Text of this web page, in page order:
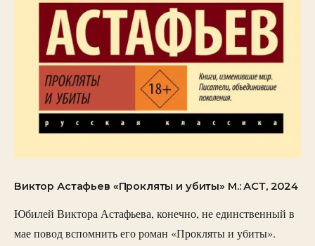
Виктор Астафьев «Прокляты и убиты» М.: АСТ, 2024
Юбилей Виктора Астафьева, конечно, не единственный в
мае повод вспомнить его роман «Прокляты и убиты».